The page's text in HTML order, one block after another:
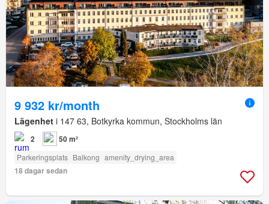
9 932 kr/month
Lägenhet i 147 63, Botkyrka kommun, Stockholms län
2 50 m²
Parkeringsplats Balkong amenity_drying_area
18 dagar sedan